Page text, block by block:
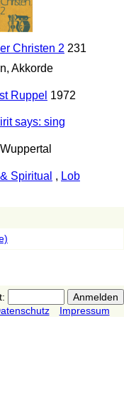
Christen 2 231
Akkorde
Ruppel 1972
says: sing
Spiritual , Lob
Impressum